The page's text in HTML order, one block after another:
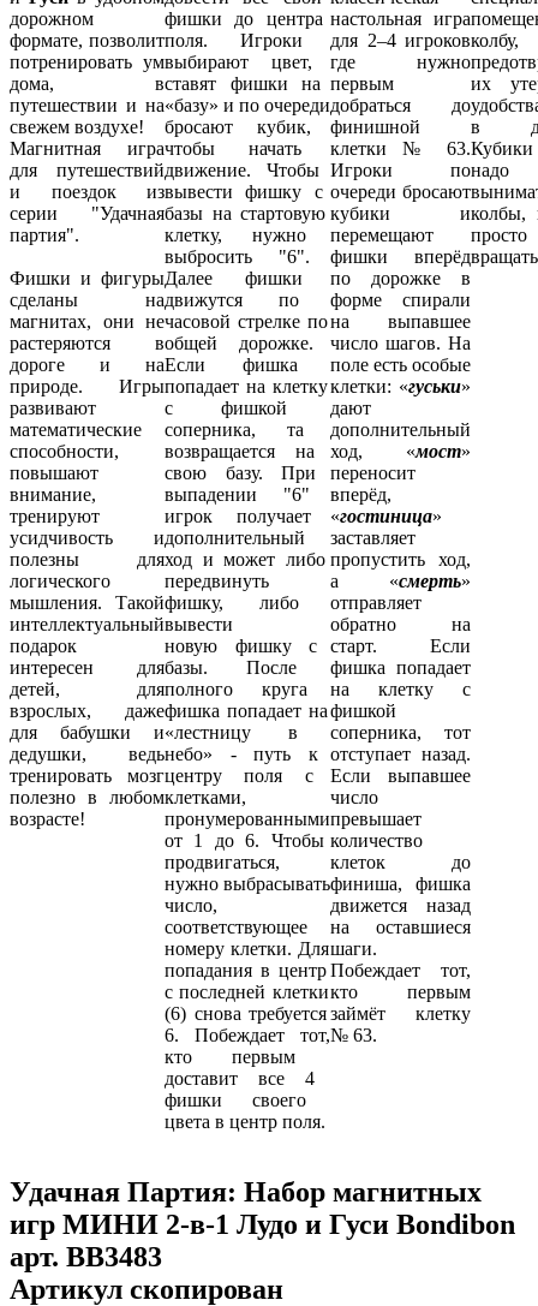
дорожном
формате, позволит
потренировать ум
дома, в
путешествии и на
свежем воздухе!
Магнитная игра
для путешествий
и поездок из
серии "Удачная
партия".
Фишки и фигуры
сделаны на
магнитах, они не
растеряются в
дороге и на
природе. Игры
развивают
математические
способности,
повышают
внимание,
тренируют
усидчивость и
полезны для
логического
мышления. Такой
интеллектуальный
подарок
интересен для
детей, для
взрослых, даже
для бабушки и
дедушки, ведь
тренировать мозг
полезно в любом
возрасте!
фишки до центра
поля.
Игроки
выбирают цвет,
ставят фишки на
«базу» и по очереди
бросают кубик,
чтобы начать
движение. Чтобы
вывести фишку с
базы на стартовую
клетку, нужно
выбросить "6".
Далее фишки
движутся по
часовой стрелке по
общей дорожке.
Если фишка
попадает на клетку
с фишкой
соперника, та
возвращается на
свою базу. При
выпадении "6"
игрок получает
дополнительный
ход и может либо
передвинуть
фишку, либо
вывести
новую фишку с
базы. После
полного круга
фишка попадает на
«лестницу в
небо» - путь к
центру поля с
клетками,
пронумерованными
от 1 до6. Чтобы
продвигаться,
нужно выбрасывать
число,
соответствующее
номеру клетки. Для
попадания в центр
с последней клетки
(6) снова требуется
6. Побеждает тот,
кто первым
доставит все 4
фишки своего
цвета в центр поля.
настольная игра
для 2–4 игроков
где нужно
первым
добраться до
финишной
клетки № 63.
Игроки по
очереди бросают
кубики и
перемещают
фишки вперёд
по дорожке в
форме спирали
на выпавшее
число шагов. На
поле есть особые
клетки: «гуськи»
дают
дополнительный
ход, «мост»
переносит
вперёд,
«гостиница»
заставляет
пропустить ход,
а «смерть»
отправляет
обратно на
старт. Если
фишка попадает
на клетку с
фишкой
соперника, тот
отступает назад.
Если выпавшее
число
превышает
количество
клеток до
финиша, фишка
движется назад
на оставшиеся
шаги.
Побеждает тот,
кто первым
займёт клетку
№ 63.
колбу,
их
в
надо
колбы,
просто
Удачная Партия: Набор магнитных
игр МИНИ 2-в-1 Лудо и Гуси Bondibon
арт. BB3483
Артикул скопирован